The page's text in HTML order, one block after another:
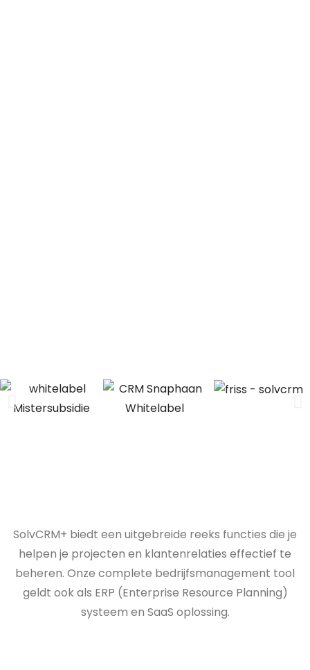
SolvCRM+ biedt een uitgebreide reeks functies die je
helpen je projecten en klantenrelaties effectief te
beheren. Onze complete bedrijfsmanagement tool
geldt ook als ERP (Enterprise Resource Planning)
systeem en SaaS oplossing.